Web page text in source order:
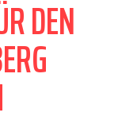
DEN